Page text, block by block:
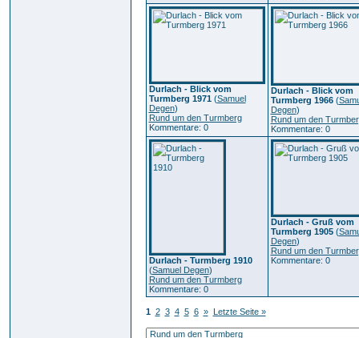
Durlach - Blick vom
Turmberg 1971(Samuel
Degen)
Rund um den Turmberg
Kommentare: 0
Durlach - Blick vom
Turmberg 1966(
Degen)
Rund um den
Kommentare: 0
Durlach - Turmberg 1910
(Samuel Degen)
Rund um den Turmberg
Kommentare: 0
Durlach - Gruß vom
Turmberg 1905(
Degen)
Rund um den
Kommentare: 0
1 2 3 4 5 6 » Letzte Seite »